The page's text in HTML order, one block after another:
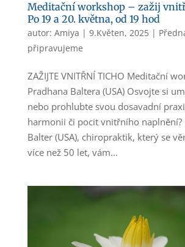
Meditační workshop – zažij
Po 19 a 20. května, od 19 hod
autor: Amiya | 9.Květen, 2025|
připravujeme
ZAŽIJTE VNITŘNÍ TICHO Meditační
Pradhana Baltera (USA) Osvojte si
nebo prohlubte svou dosavadní
harmonii či pocit vnitřního naplnění?
Balter (USA), chiropraktik, který se
více než 50 let, vám...